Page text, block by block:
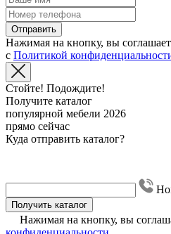
Отправить
Нажимая на кнопку, вы
с Политикой
Стойте! Подождите!
Получите каталог
популярной мебели 2026
прямо сейчас
Куда отправить каталог?
Получить каталог
Нажимая на кнопку, вы